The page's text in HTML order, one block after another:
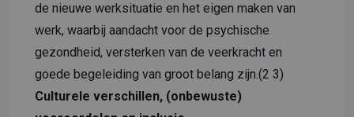
de nieuwe werksituatie en het eigen maken van
werk, waarbij aandacht voor de psychische
gezondheid, versterken van de veerkracht en
goede begeleiding van groot belang zijn.(2 3)
Culturele verschillen, (onbewuste)